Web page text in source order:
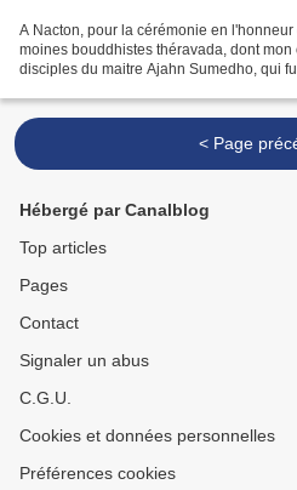
A Nacton, pour la cérémonie en
moines bouddhistes théravada, dont
disciples du maitre Ajahn Sumedho, qui
< Page
Hébergé par Canalblog
Top articles
Pages
Contact
Signaler un abus
C.G.U.
Cookies et données personnelles
Préférences cookies